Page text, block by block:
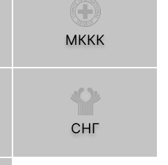
МККК
СНГ